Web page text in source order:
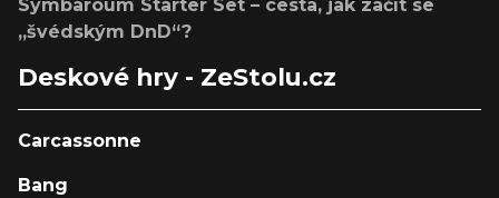
Symbaroum Starter Set – cesta, jak začít se
„švédským DnD“?
Deskové hry - ZeStolu.cz
Carcassonne
Bang